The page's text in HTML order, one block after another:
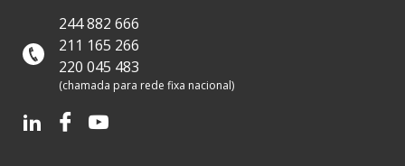
244 882 666
211 165 266
220 045 483
(chamada para rede fixa nacional)